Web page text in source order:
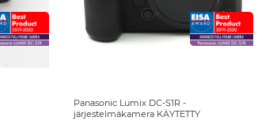
Panasonic Lumix DC-S1R -
järjestelmäkamera KÄYTETTY